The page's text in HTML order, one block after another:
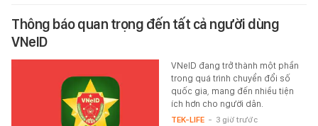
Thông báo quan trọng đến tất cả người dùng
VNeID
VNeID đang trở thành một phần
trong quá trình chuyển đổi số
quốc gia, mang đến nhiều tiện
ích hơn cho người dân.
TEK-LIFE - 3 giờ trước